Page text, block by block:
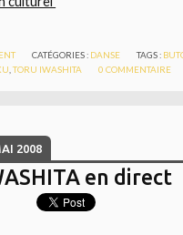
CATÉGORIES : DANSE TAGS :
,TORU IWASHITA 0 COMMENTAIRE
2008
en direct